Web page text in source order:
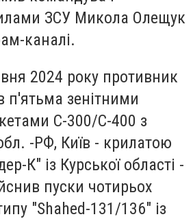
ЗСУ Микола Олещук
каналі.
2024 року противник
п'ятьма зенітними
С-300/С-400 з
-РФ, Київ - крилатою
К" із Курської області -
пуски чотирьох
"Shahed-131/136" із